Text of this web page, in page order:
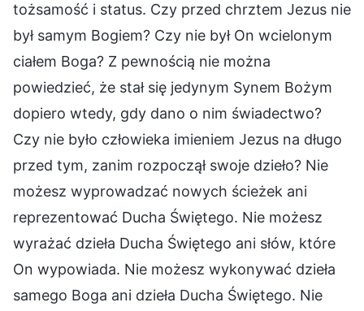
tożsamość i status. Czy przed chrztem Jezus nie
był samym Bogiem? Czy nie był On wcielonym
ciałem Boga? Z pewnością nie można
powiedzieć, że stał się jedynym Synem Bożym
dopiero wtedy, gdy dano o nim świadectwo?
Czy nie było człowieka imieniem Jezus na długo
przed tym, zanim rozpoczął swoje dzieło? Nie
możesz wyprowadzać nowych ścieżek ani
reprezentować Ducha Świętego. Nie możesz
wyrażać dzieła Ducha Świętego ani słów, które
On wypowiada. Nie możesz wykonywać dzieła
samego Boga ani dzieła Ducha Świętego. Nie